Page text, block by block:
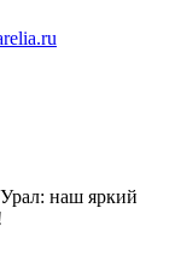
Урал: наш яркий